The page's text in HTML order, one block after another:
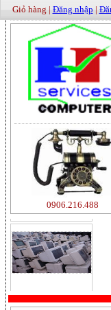
Giỏ hàng | Đăng nhập |
0906.216.488
500000